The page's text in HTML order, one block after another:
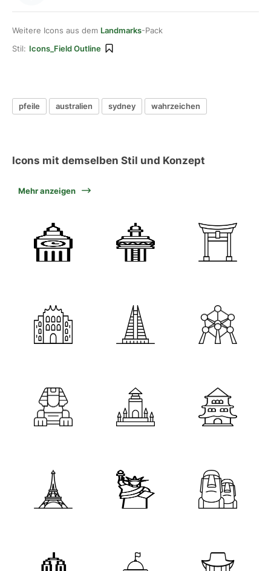
Weitere Icons aus dem Landmarks-Pack
Stil: Icons_Field Outline
pfeile australien sydney wahrzeichen
Icons mit demselben Stil und Konzept
Mehr anzeigen